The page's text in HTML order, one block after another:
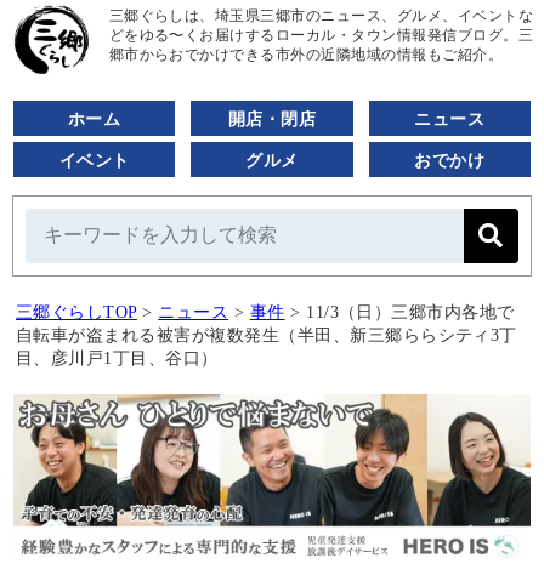
三郷ぐらしは、埼玉県三郷市のニュース、グルメ、イベントな
どをゆる〜くお届けするローカル・タウン情報発信ブログ。三
郷市からおでかけできる市外の近隣地域の情報もご紹介。
ホーム 開店・閉店 ニュース
イベント グルメ おでかけ
三郷ぐらしTOP > ニュース > 事件 > 11/3（日）三郷市内各地で
自転車が盗まれる被害が複数発生（半田、新三郷ららシティ3丁
目、彦川戸1丁目、谷口）